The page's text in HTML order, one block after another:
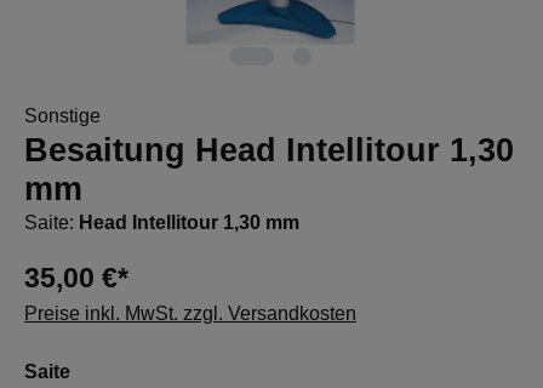
Sonstige
Besaitung Head Intellitour 1,30
mm
Saite: Head Intellitour 1,30 mm
35,00 €*
Preise inkl. MwSt. zzgl. Versandkosten
Saiteauswählen